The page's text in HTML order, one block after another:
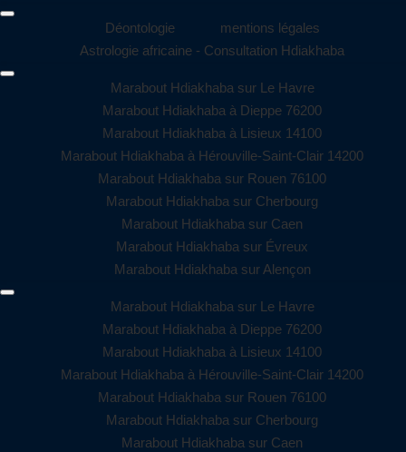
Déontologie
mentions légales
Astrologie africaine - Consultation Hdiakhaba
Marabout Hdiakhaba sur Le Havre
Marabout Hdiakhaba à Dieppe 76200
Marabout Hdiakhaba à Lisieux 14100
Marabout Hdiakhaba à Hérouville-Saint-Clair 14200
Marabout Hdiakhaba sur Rouen 76100
Marabout Hdiakhaba sur Cherbourg
Marabout Hdiakhaba sur Caen
Marabout Hdiakhaba sur Évreux
Marabout Hdiakhaba sur Alençon
Marabout Hdiakhaba sur Le Havre
Marabout Hdiakhaba à Dieppe 76200
Marabout Hdiakhaba à Lisieux 14100
Marabout Hdiakhaba à Hérouville-Saint-Clair 14200
Marabout Hdiakhaba sur Rouen 76100
Marabout Hdiakhaba sur Cherbourg
Marabout Hdiakhaba sur Caen